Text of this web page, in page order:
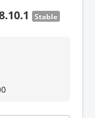
Stable